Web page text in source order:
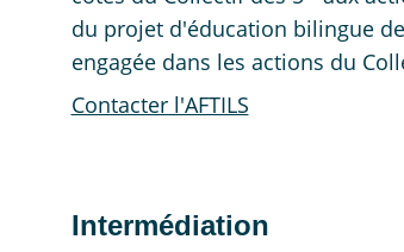
du projet d'éducation bilingue
engagée dans les actions du
Contacter l'AFTILS
Intermédiation